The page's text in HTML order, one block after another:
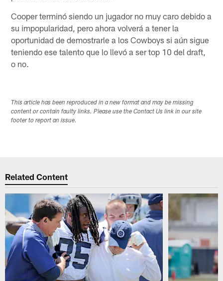
Cooper terminó siendo un jugador no muy caro debido a
su impopularidad, pero ahora volverá a tener la
oportunidad de demostrarle a los Cowboys si aún sigue
teniendo ese talento que lo llevó a ser top 10 del draft,
o no.
This article has been reproduced in a new format and may be missing
content or contain faulty links. Please use the Contact Us link in our site
footer to report an issue.
Related Content